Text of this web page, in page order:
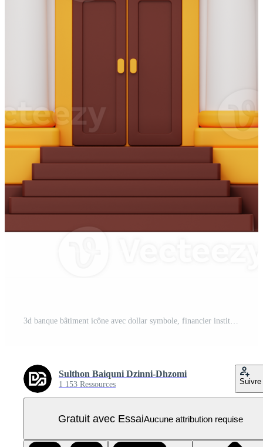
3d banque bâtiment icône avec dollar symbole, financier institution illustration dans marron et or PNG Pro
Sulthon Baiquni Dzinni-Dhzomi
1 153 Ressources Suivre
Gratuit avec EssaiAucune attribution requise